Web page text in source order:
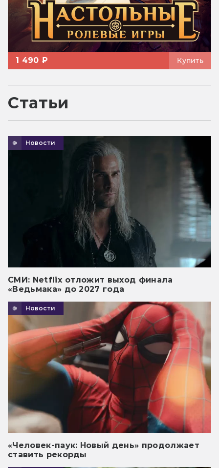
1 490 ₽ Купить
Статьи
Новости
СМИ: Netflix отложит выход финала
«Ведьмака» до 2027 года
Новости
«Человек-паук: Новый день» продолжает
ставить рекорды